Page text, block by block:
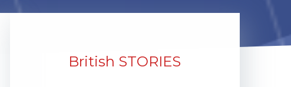
British STORIES